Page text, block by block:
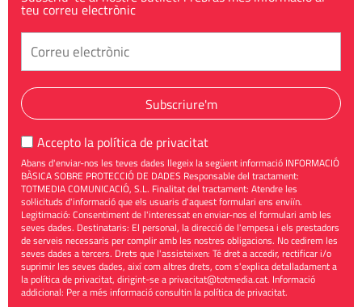
teu correu electrònic
Subscriure'm
Accepto la política de privacitat
Abans d'enviar-nos les teves dades llegeix la següent informació INFORMACIÓ
BÀSICA SOBRE PROTECCIÓ DE DADES Responsable del tractament:
TOTMEDIA COMUNICACIÓ, S.L. Finalitat del tractament: Atendre les
sol·licituds d'informació que els usuaris d'aquest formulari ens enviïn.
Legitimació: Consentiment de l'interessat en enviar-nos el formulari amb les
seves dades. Destinataris: El personal, la direcció de l'empesa i els prestadors
de serveis necessaris per complir amb les nostres obligacions. No cedirem les
seves dades a tercers. Drets que l'assisteixen: Té dret a accedir, rectificar i/o
suprimir les seves dades, així com altres drets, com s'explica detalladament a
la política de privacitat, dirigint-se aprivacitat@totmedia.cat. Informació
addicional: Per a més informació consultin lapolítica de privacitat.